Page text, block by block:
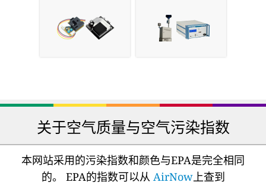
关于空气质量与空气污染指数
本网站采用的污染指数和颜色与EPA是完全相同
的。 EPA的指数可以从 AirNow上查到